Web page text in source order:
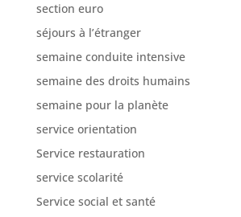
section euro
séjours à l’étranger
semaine conduite intensive
semaine des droits humains
semaine pour la planète
service orientation
Service restauration
service scolarité
Service social et santé